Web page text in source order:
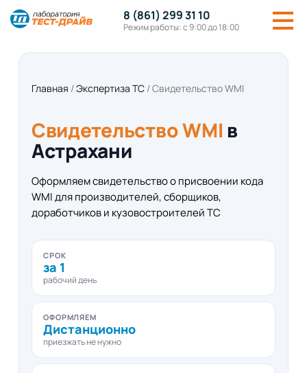
8 (861) 299 31 10
Режим работы: с 9:00 до 18:00
Главная /Экспертиза ТС /Свидетельство WMI
Свидетельство WMI в
Астрахани
Оформляем свидетельство о присвоении кода
WMI для производителей, сборщиков,
доработчиков и кузовостроителей ТС
СРОК
за 1
рабочий день
ОФОРМЛЯЕМ
Дистанционно
приезжать не нужно